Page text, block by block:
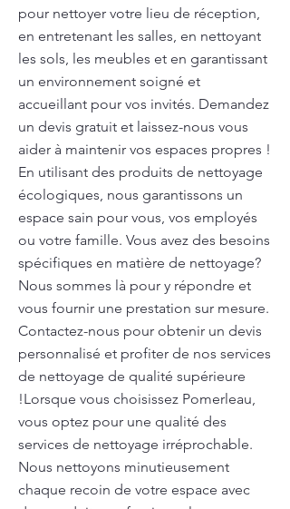
pour nettoyer votre lieu de réception,
en entretenant les salles, en nettoyant
les sols, les meubles et en garantissant
un environnement soigné et
accueillant pour vos invités. Demandez
un devis gratuit et laissez-nous vous
aider à maintenir vos espaces propres !
En utilisant des produits de nettoyage
écologiques, nous garantissons un
espace sain pour vous, vos employés
ou votre famille. Vous avez des besoins
spécifiques en matière de nettoyage?
Nous sommes là pour y répondre et
vous fournir une prestation sur mesure.
Contactez-nous pour obtenir un devis
personnalisé et profiter de nos services
de nettoyage de qualité supérieure
!Lorsque vous choisissez Pomerleau,
vous optez pour une qualité des
services de nettoyage irréprochable.
Nous nettoyons minutieusement
chaque recoin de votre espace avec